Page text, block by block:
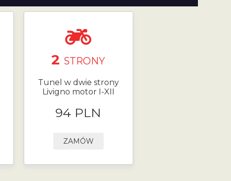
2 STRONY
Tunel w dwie strony
Livigno motor I-XII
94 PLN
ZAMÓW